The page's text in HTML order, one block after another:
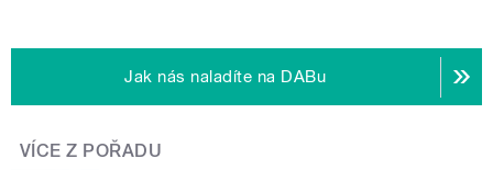
Jak nás naladíte na DABu
VÍCE Z POŘADU